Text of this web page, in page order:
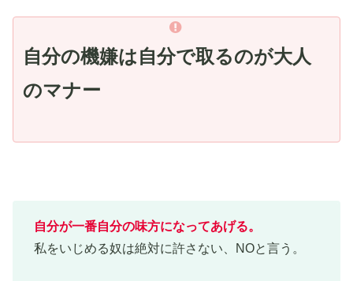
自分の機嫌は自分で取るのが大人
のマナー
自分が一番自分の味方になってあげる。
私をいじめる奴は絶対に許さない、NOと言う。